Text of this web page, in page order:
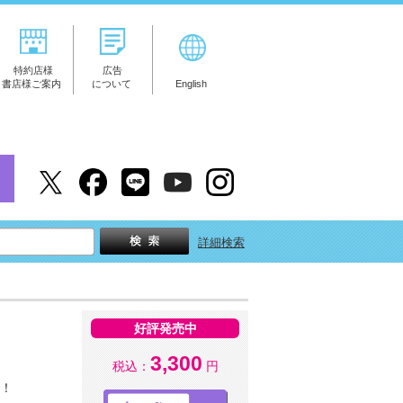
特約店様
書店様ご案内
広告
について
English
詳細検索
好評発売中
税込： 3,300 円